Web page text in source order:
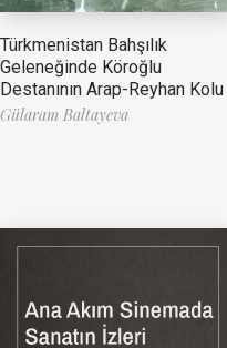
Türkmenistan Bahşılık
Geleneğinde Köroğlu
Destanının Arap-Reyhan Kolu
Gülaram Baltayeva